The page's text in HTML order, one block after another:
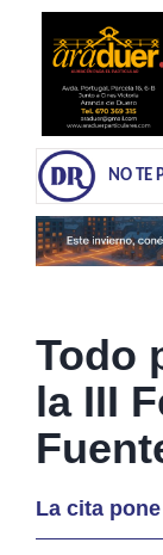
NO TE
Todo
la III
La cita